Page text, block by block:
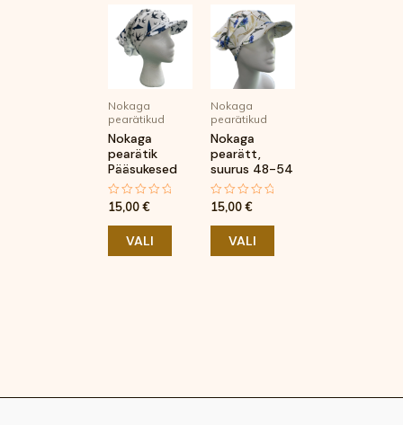
Nokaga
pearätikud
Nokaga
pearätik
Pääsukesed
Hinnanguga
/
15,00€
VALI
tootel
on
Valikuid
tootelehel.
Nokaga
pearätikud
Nokaga
pearätt,
suurus 48-54
Hinnanguga
/
15,00€
VALI
tootel
on
mitu
tootelehel.